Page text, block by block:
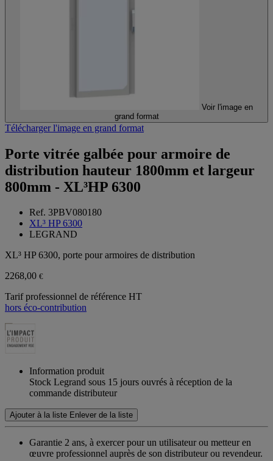
Voir l'image en
grand format
Télécharger l'image en grand format
Porte vitrée galbée pour armoire de
distribution hauteur 1800mm et largeur
800mm - XL³HP 6300
Ref. 3PBV080180
XL³ HP 6300
LEGRAND
XL³ HP 6300, porte pour armoires de distribution
2268,00 €
Tarif professionnel de référence HT
hors éco-contribution
Information produit
Stock Legrand sous 15 jours ouvrés à réception de la
commande distributeur
Ajouter à la liste Enlever de la liste
Garantie 2 ans, à exercer pour un utilisateur ou metteur en
œuvre professionnel auprès de son distributeur ou revendeur.